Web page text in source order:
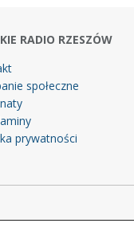
RADIO RZESZÓW
społeczne
prywatności